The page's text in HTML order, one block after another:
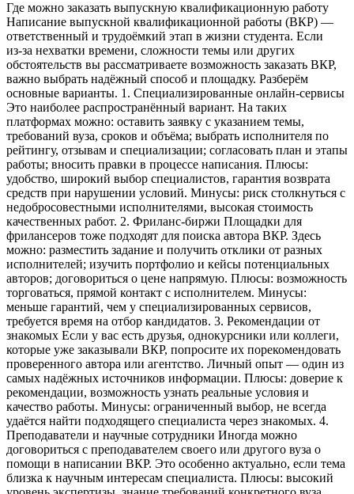
Где можно заказать выпускную квалификационную работу
Написание выпускной квалификационной работы (ВКР) —
ответственный и трудоёмкий этап в жизни студента. Если
из‑за нехватки времени, сложности темы или других
обстоятельств вы рассматриваете возможность заказать ВКР,
важно выбрать надёжный способ и площадку. Разберём
основные варианты. 1. Специализированные онлайн‑сервисы
Это наиболее распространённый вариант. На таких
платформах можно: оставить заявку с указанием темы,
требований вуза, сроков и объёма; выбрать исполнителя по
рейтингу, отзывам и специализации; согласовать план и этапы
работы; вносить правки в процессе написания. Плюсы:
удобство, широкий выбор специалистов, гарантия возврата
средств при нарушении условий. Минусы: риск столкнуться с
недобросовестными исполнителями, высокая стоимость
качественных работ. 2. Фриланс‑биржи Площадки для
фрилансеров тоже подходят для поиска автора ВКР. Здесь
можно: разместить задание и получить отклики от разных
исполнителей; изучить портфолио и кейсы потенциальных
авторов; договориться о цене напрямую. Плюсы: возможность
торговаться, прямой контакт с исполнителем. Минусы:
меньше гарантий, чем у специализированных сервисов,
требуется время на отбор кандидатов. 3. Рекомендации от
знакомых Если у вас есть друзья, однокурсники или коллеги,
которые уже заказывали ВКР, попросите их порекомендовать
проверенного автора или агентство. Личный опыт — один из
самых надёжных источников информации. Плюсы: доверие к
рекомендации, возможность узнать реальные условия и
качество работы. Минусы: ограниченный выбор, не всегда
удаётся найти подходящего специалиста через знакомых. 4.
Преподаватели и научные сотрудники Иногда можно
договориться с преподавателем своего или другого вуза о
помощи в написании ВКР. Это особенно актуально, если тема
близка к научным интересам специалиста. Плюсы: высокий